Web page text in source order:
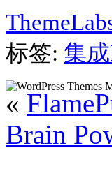
标签: 集
«
Brain